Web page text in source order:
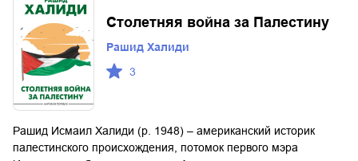
Столетняя война за Палестину
Рашид Халиди
3
Рашид Исмаил Халиди (р. 1948) – американский историк
палестинского происхождения, потомок первого мэра